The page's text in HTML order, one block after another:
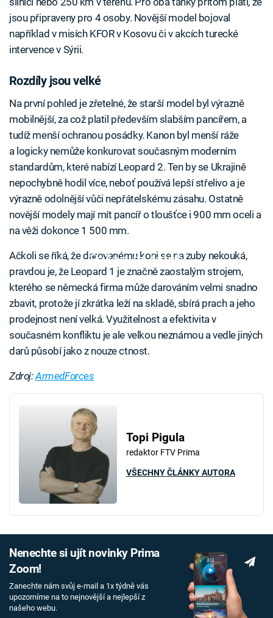
jsou připraveny pro 4 osoby. Novější model bojoval
například v misích KFOR v Kosovu či v akcích turecké
intervence v Sýrii.
Rozdíly jsou velké
Na první pohled je zřetelné, že starší model byl výrazně
mobilnější, za což platil především slabším pancířem, a
tudíž menší ochranou posádky. Kanon byl menší ráže
a logicky nemůže konkurovat současným moderním
standardům, které nabízí Leopard 2. Ten by se Ukrajině
nepochybně hodil více, neboť používá lepší střelivo a je
výrazně odolnější vůči nepřátelskému zásahu. Ostatně
novější modely mají mít pancíř o tloušťce i 900 mm oceli a
na věži dokonce 1 500 mm.
Failed to fetch
Ačkoli se říká, že darovanému koni se na zuby nekouká,
pravdou je, že Leopard 1 je značně zaostalým strojem,
kterého se německá firma může darováním velmi snadno
zbavit, protože jí zkrátka leží na skladě, sbírá prach a jeho
prodejnost není velká. Využitelnost a efektivita v
současném konfliktu je ale velkou neznámou a vedle jiných
darů působí jako z nouze ctnost.
Zdroj:ArmedForces
Topi Pigula
redaktor FTV Prima
VŠECHNY ČLÁNKY AUTORA
Nenechte si ujít novinky Prima
Zoom!
Zanechte nám svůj e-mail a 1x týdně vás
upozorníme na to nejnovější a nejlepší z
našeho webu.